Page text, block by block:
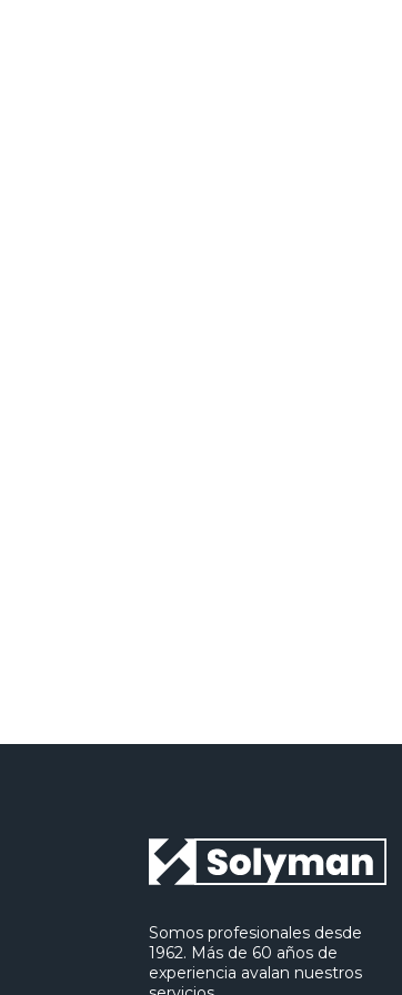
Somos profesionales desde
1962. Más de 60 años de
experiencia avalan nuestros